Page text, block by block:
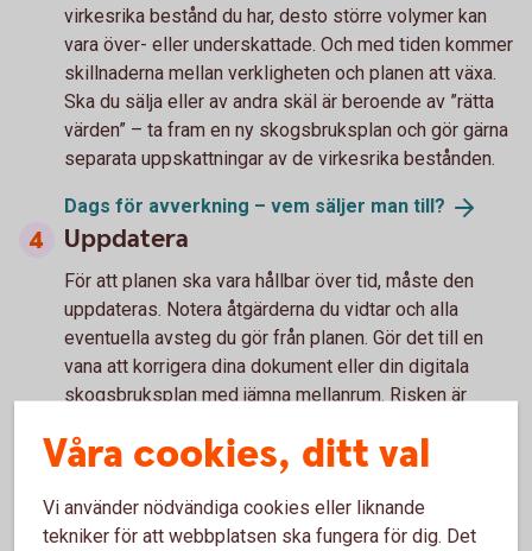
virkesrika bestånd du har, desto större volymer kan
vara över- eller underskattade. Och med tiden kommer
skillnaderna mellan verkligheten och planen att växa.
Ska du sälja eller av andra skäl är beroende av ”rätta
värden” – ta fram en ny skogsbruksplan och gör gärna
separata uppskattningar av de virkesrika bestånden.
Dags för avverkning – vem säljer man till?
Uppdatera
För att planen ska vara hållbar över tid, måste den
uppdateras. Notera åtgärderna du vidtar och alla
eventuella avsteg du gör från planen. Gör det till en
vana att korrigera dina dokument eller din digitala
skogsbruksplan med jämna mellanrum. Risken är
lite med förhållandena i din skog att göra.
Våra cookies, ditt val
Vi använder nödvändiga cookies eller liknande
tekniker för att webbplatsen ska fungera för dig. Det